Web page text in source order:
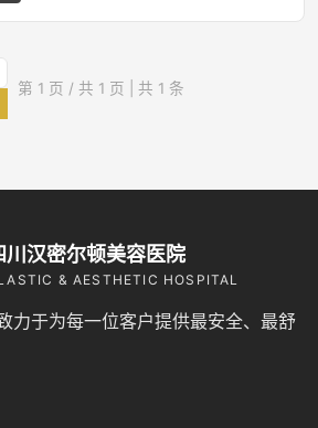
第 1 页 / 共 1 页 | 共 1 条
川汉密尔顿美容医院
& AESTHETIC HOSPITAL
力于为每一位客户提供最安全、最舒